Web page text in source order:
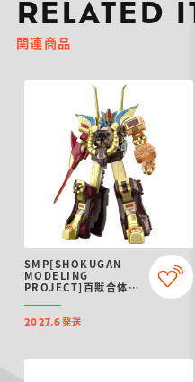
RELATED
関連商品
SMP[SHOKUGAN
MODELING
PROJECT]百獣合体
2027年6月発送】
2027.6発送